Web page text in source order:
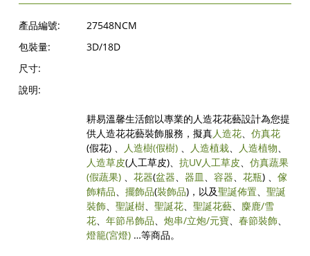
產品編號:
27548NCM
包裝量:
3D/18D
尺寸:
說明:
耕易溫馨生活館以專業的人造花花藝設計為您提
供人造花花藝裝飾服務，擬真人造花、仿真花
(假花) 、 人造樹(假樹) 、 人造植栽、 人造植物、
人造草皮(人工草皮)、抗UV人工草皮、仿真蔬果
(假蔬果) 、花器(盆器、器皿、容器、花瓶) 、傢
飾精品、擺飾品(裝飾品)，以及聖誕佈置、聖誕
裝飾、聖誕樹、聖誕花、聖誕花藝、 麋鹿/雪
花、年節吊飾品、炮串/立炮/元寶、春節裝飾、
燈籠(宮燈) …等商品。